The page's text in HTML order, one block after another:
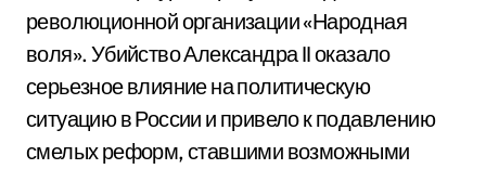
революционной организации «Народная
воля». Убийство Александра II оказало
серьезное влияние на политическую
ситуацию в России и привело к подавлению
смелых реформ, ставшими возможными